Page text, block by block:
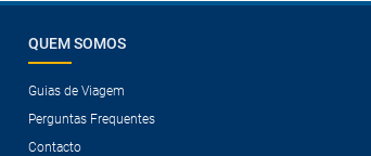
QUEM SOMOS
Guias de Viagem
Perguntas Frequentes
Contacto